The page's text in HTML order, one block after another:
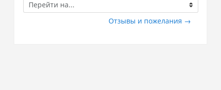
на...
Отзывы и пожелания →